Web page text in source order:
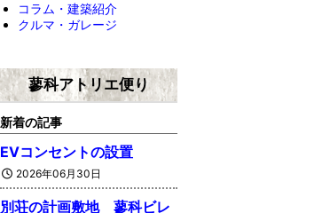
コラム・建築紹介
クルマ・ガレージ
蓼科アトリエ便り
新着の記事
EVコンセントの設置
2026年06月30日
別荘の計画敷地 蓼科ビレ